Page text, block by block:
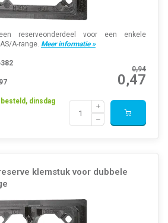
reserveonderdeel voor een enkele
A-range. Meer informatie »
0,94
0,47
dinsdag
klemstuk voor dubbele